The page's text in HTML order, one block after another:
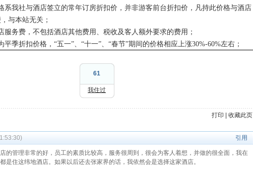
系我社与酒店签立的常年订房折扣价，并非游客前台折扣价，凡持此价格与酒店
与本站无关；
服务费，不包括酒店其他费用、税收及客人额外要求的费用；
平季折扣价格，“五一” 、“十一” 、“春节”期间的价格相应上涨30%-60%左右；
61
我住过
打印 收藏此页
引用
的管理非常的好，员工的素质比较高，服务很周到，很会为客人着想，并做的很全面，我在
是住这纬地酒店。如果以后还去张家界的话，我依然会是选择这家酒店。